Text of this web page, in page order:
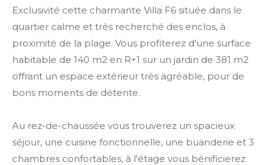
Exclusivité cette charmante Villa F6 située dans le
quartier calme et très recherché des enclos, à
proximité de la plage. Vous profiterez d'une surface
habitable de 140 m2 en R+1 sur un jardin de 381 m2
offrant un espace extérieur très agréable, pour de
bons moments de détente.
Au rez-de-chaussée vous trouverez un spacieux
séjour, une cuisine fonctionnelle, une buanderie et 3
chambres confortables, à l'étage vous bénificierez